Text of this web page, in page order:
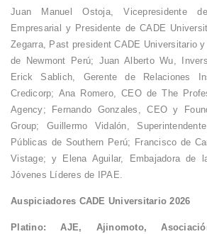
Juan Manuel Ostoja, Vicepresidente
Empresarial y Presidente de CADE
Zegarra, Past president CADE Universitario y
de Newmont Perú; Juan Alberto Wu,
Erick Sablich, Gerente de Relaciones
Credicorp; Ana Romero, CEO de The
Agency; Fernando Gonzales, CEO y
Group; Guillermo Vidalón,
Públicas de Southern Perú; Francisco de
Vistage; y Elena Aguilar, Embajadora de
Jóvenes Líderes de IPAE.
Auspiciadores CADE Universitario 2026
Platino: AJE, Ajinomoto,